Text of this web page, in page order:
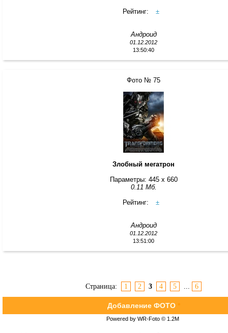
Рейтинг: ±
Андроид
01.12.2012
13:50:40
Фото № 75
Злобный мегатрон
Параметры: 445 x 660
0.11 Мб.
Рейтинг:
±
Андроид
01.12.2012
13:51:00
Страница: 1 2 3 4 5 6
Добавление ФОТО *
Powered by WR-Foto © 1.2М